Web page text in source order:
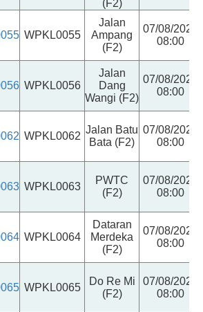
(F2)
WPKL0055
Jalan
Ampang
(F2)
07/08/2026
08:00
WPKL0056
Jalan
Dang
Wangi (F2)
07/08/2026
08:00
WPKL0062
Jalan Batu
Bata (F2)
07/08/2026
08:00
WPKL0063
PWTC
(F2)
07/08/2026
08:00
WPKL0064
Dataran
Merdeka
(F2)
07/08/2026
08:00
WPKL0065
Do Re Mi
(F2)
07/08/2026
08:00